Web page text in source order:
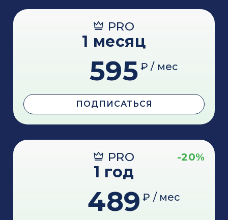
PRO
1 месяц
595 ₽ / мес
ПОДПИСАТЬСЯ
PRO -20%
1 год
489 ₽ / мес